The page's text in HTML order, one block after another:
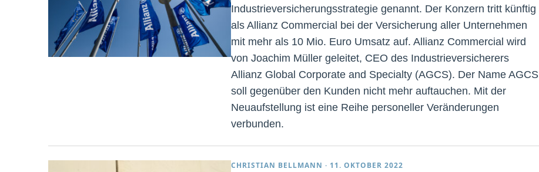
Industrieversicherungsstrategie genannt. Der Konzern tritt künftig
als Allianz Commercial bei der Versicherung aller Unternehmen
mit mehr als 10 Mio. Euro Umsatz auf. Allianz Commercial wird
von Joachim Müller geleitet, CEO des Industrieversicherers
Allianz Global Corporate and Specialty (AGCS). Der Name AGCS
soll gegenüber den Kunden nicht mehr auftauchen. Mit der
Neuaufstellung ist eine Reihe personeller Veränderungen
verbunden.
CHRISTIAN BELLMANN · 11. OKTOBER 2022